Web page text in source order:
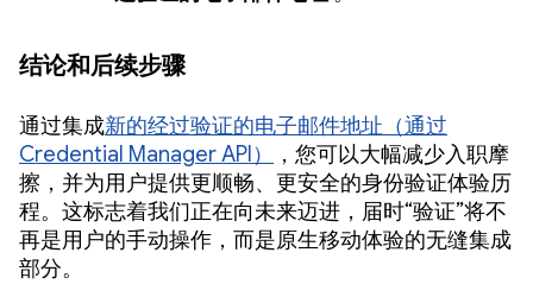
结论和后续步骤
通过集成新的经过验证的电子邮件地址（通过
Credential Manager API）
，您可以大幅减少入职摩
擦，并为用户提供更顺畅、更安全的身份验证体验历
程。这标志着我们正在向未来迈进，届时“验证”将不
再是用户的手动操作，而是原生移动体验的无缝集成
部分。